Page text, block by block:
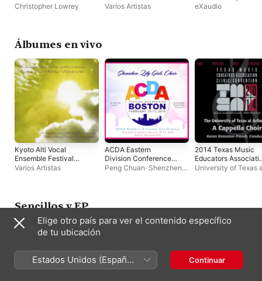
Christopher Lowrey
2023 (Live)
Varios Artistas
eXaudio
Álbumes en vivo
Kyoto Alti Vocal
Ensemble Festival
2023 (Live)
Varios Artistas
ACDA Eastern
Division Conference
2016 Shenzhen Lily
Peng Chuan· Shenzhen
2014 Texas Music
Educators
(TMEA): University
University of Texas
Sencillos y EP
Elige otro país para ver el contenido específico
de tu ubicación
Estados Unidos (Español
México)
Continuar